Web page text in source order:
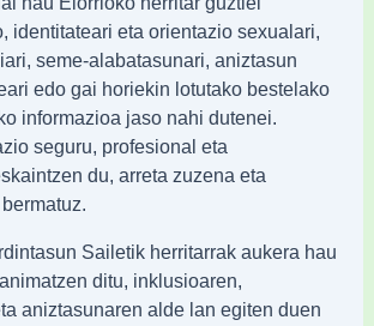
identitateari eta orientazio sexualari,
seme-alabatasunari, aniztasun
edo gai horiekin lotutako bestelako
informazioa jaso nahi dutenei.
seguru, profesional eta
du, arreta zuzena eta
Sailetik herritarrak aukera hau
ditu, inklusioaren,
aniztasunaren alde lan egiten duen